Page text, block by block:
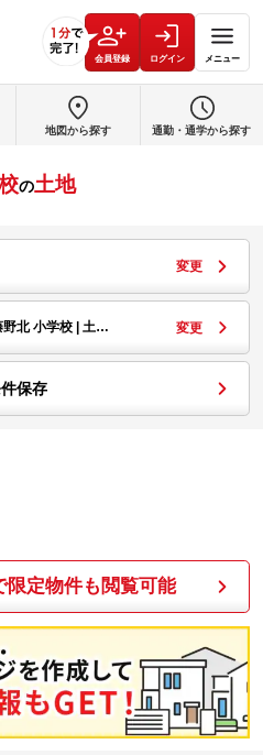
会員登録 ログイン メニュー
の土地
変更
野北 小学校 | 土… 変更
保存
限定物件も閲覧可能
地図から探す 通勤・通学から探す